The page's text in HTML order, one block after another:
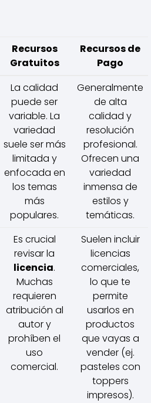
Recursos
Gratuitos
Recursos de
Pago
La calidad
puede ser
variable. La
variedad
suele ser más
limitada y
enfocada en
los temas
más
populares.
Generalmente
de alta
calidad y
resolución
profesional.
Ofrecen una
variedad
inmensa de
estilos y
temáticas.
Es crucial
revisar la
licencia.
Muchas
requieren
atribución al
autor y
prohíben el
uso
comercial.
Suelen incluir
licencias
comerciales,
lo que te
permite
usarlos en
productos
que vayas a
vender (ej.
pasteles con
toppers
impresos).